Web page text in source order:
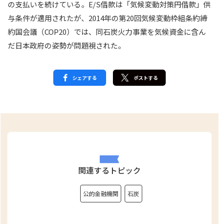
の支払いを続けている。E/S借款は「気候変動対策円借款」供
与条件が適用されたが、2014年の第20回気候変動枠組条約締
約国会議（COP20）では、同石炭火力事業を気候資金に含ん
だ日本政府の姿勢が問題視された。
シェアする ポストする
関連するトピック
公的金融機関 石炭